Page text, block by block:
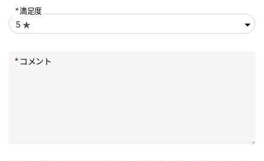
満足度
コメント